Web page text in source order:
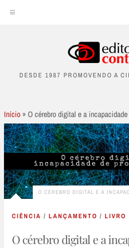
contentDESDE 1987 PROMOVENDO A
Início »O cérebro digital e a
O CÉREBRO DIGITAL E A
CIÊNCIA / LANÇAMENTO / LIVRO
O cérebro digital e a